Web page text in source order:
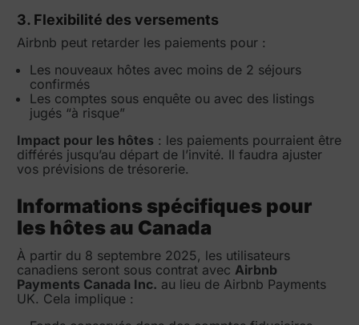
3. Flexibilité des versements
Airbnb peut retarder les paiements pour :
Les nouveaux hôtes avec moins de 2 séjours
confirmés
Les comptes sous enquête ou avec des listings
jugés “à risque”
Impact pour les hôtes : les paiements pourraient être
différés jusqu’au départ de l’invité. Il faudra ajuster
vos prévisions de trésorerie.
Informations spécifiques pour
les hôtes au Canada
À partir du 8 septembre 2025, les utilisateurs
canadiens seront sous contrat avecAirbnb
Payments Canada Inc. au lieu de Airbnb Payments
UK. Cela implique :